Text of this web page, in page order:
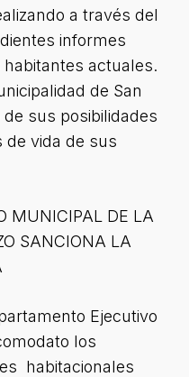
a través del
informes
actuales.
de San
sus posibilidades
de vida de sus
MUNICIPAL DE LA
SANCIONA LA
Ejecutivo
los
habitacionales